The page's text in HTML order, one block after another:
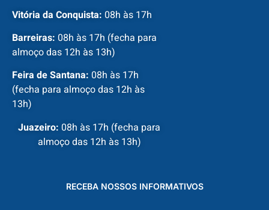
Vitória da Conquista: 08h às 17h
Barreiras: 08h às 17h (fecha para
almoço das 12h às 13h)
Feira de Santana: 08h às 17h
(fecha para almoço das 12h às
13h)
Juazeiro: 08h às 17h (fecha para
almoço das 12h às 13h)
RECEBA NOSSOS INFORMATIVOS